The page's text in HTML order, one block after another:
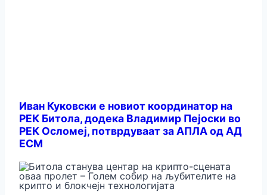
Иван Куковски е новиот координатор на
РЕК Битола, додека Владимир Пејоски во
РЕК Осломеј, потврдуваат за АПЛА од АД
ЕСМ